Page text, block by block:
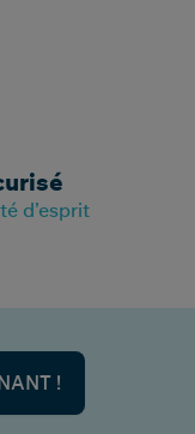
d’esprit
!